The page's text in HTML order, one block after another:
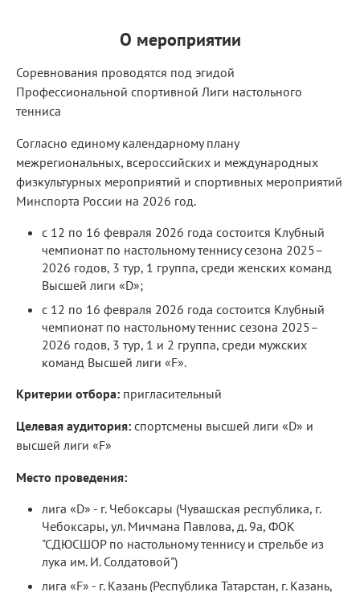
О мероприятии
Соревнования проводятся под эгидой
Профессиональной спортивной Лиги настольного
тенниса
Согласно единому календарному плану
межрегиональных, всероссийских и международных
физкультурных мероприятий и спортивных мероприятий
Минспорта России на 2026 год.
с 12 по 16 февраля 2026 года состоится Клубный
чемпионат по настольному теннису сезона 2025–
2026 годов, 3 тур, 1 группа, среди женских команд
Высшей лиги «D»;
с 12 по 16 февраля 2026 года состоится Клубный
чемпионат по настольному теннис сезона 2025–
2026 годов, 3 тур, 1 и 2 группа, среди мужских
команд Высшей лиги «F».
Критерии отбора: пригласительный
Целевая аудитория: спортсмены высшей лиги «D» и
высшей лиги «F»
Место проведения:
лига «D» - г. Чебоксары (Чувашская республика, г.
Чебоксары, ул. Мичмана Павлова, д. 9а, ФОК
"СДЮСШОР по настольному теннису и стрельбе из
лука им. И. Солдатовой")
лига «F» - г. Казань (Республика Татарстан, г. Казань,